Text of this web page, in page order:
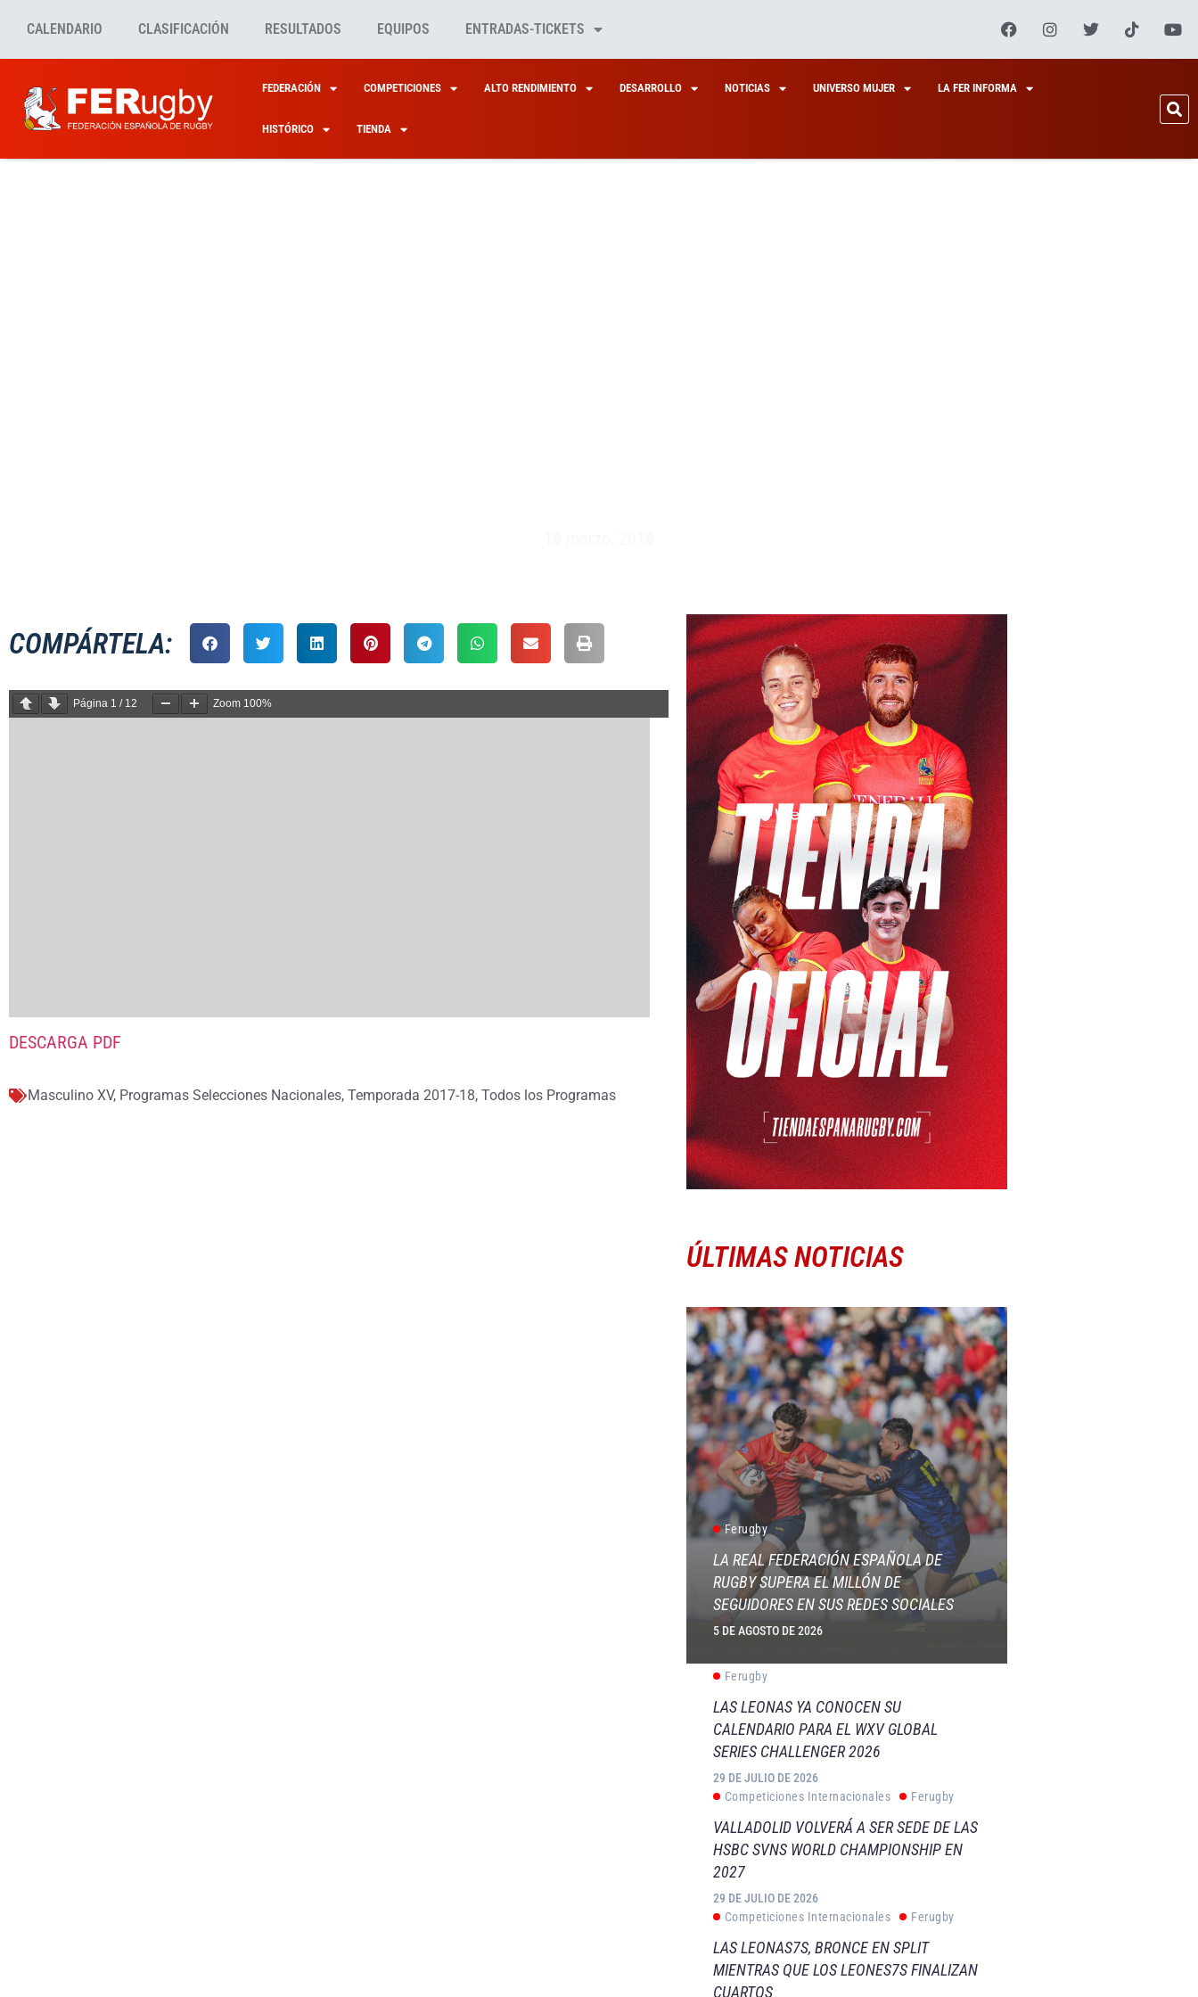
CALENDARIO CLASIFICACIÓN RESULTADOS EQUIPOS ENTRADAS-TICKETS
FEDERACIÓN COMPETICIONES ALTO RENDIMIENTO DESARROLLO NOTICIAS UNIVERSO MUJER LA FER INFORMA
HISTÓRICO TIENDA
COMPÁRTELA:
Página 1 / 12 Zoom 100%
DESCARGA PDF
Masculino XV, Programas Selecciones Nacionales, Temporada 2017-18, Todos los Programas
ÚLTIMAS NOTICIAS
Ferugby
LA REAL FEDERACIÓN ESPAÑOLA DE
RUGBY SUPERA EL MILLÓN DE
SEGUIDORES EN SUS REDES SOCIALES
5 DE AGOSTO DE 2026
Ferugby
LAS LEONAS YA CONOCEN SU
CALENDARIO PARA EL WXV GLOBAL
SERIES CHALLENGER 2026
29 DE JULIO DE 2026
Competiciones Internacionales
Ferugby
VALLADOLID VOLVERÁ A SER SEDE DE LAS
HSBC SVNS WORLD CHAMPIONSHIP EN
2027
29 DE JULIO DE 2026
Competiciones Internacionales
Ferugby
LAS LEONAS7S, BRONCE EN SPLIT
MIENTRAS QUE LOS LEONES7S FINALIZAN
CUARTOS